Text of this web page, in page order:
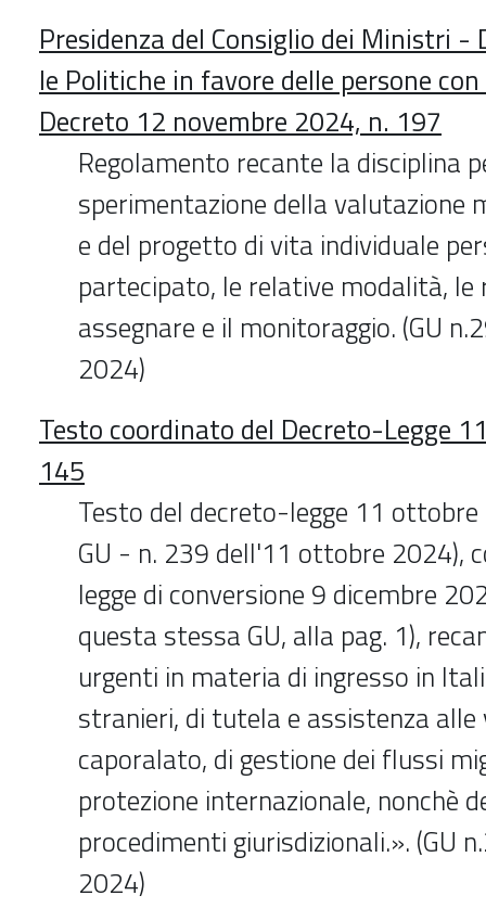
Presidenza del Consiglio dei Ministri
le Politiche in favore delle persone
Decreto 12 novembre 2024, n. 197
Regolamento recante la disciplina
sperimentazione della valutazione
e del progetto di vita individuale
partecipato, le relative modalità, le
assegnare e il monitoraggio. (GU
2024)
Testo coordinato del Decreto-Legge
145
Testo del decreto-legge 11
GU - n. 239 dell'11 ottobre 2024),
legge di conversione 9 dicembre
questa stessa GU, alla pag. 1),
urgenti in materia di ingresso in
stranieri, di tutela e assistenza
caporalato, di gestione dei flussi
protezione internazionale, nonchè
procedimenti giurisdizionali.». (GU
2024)